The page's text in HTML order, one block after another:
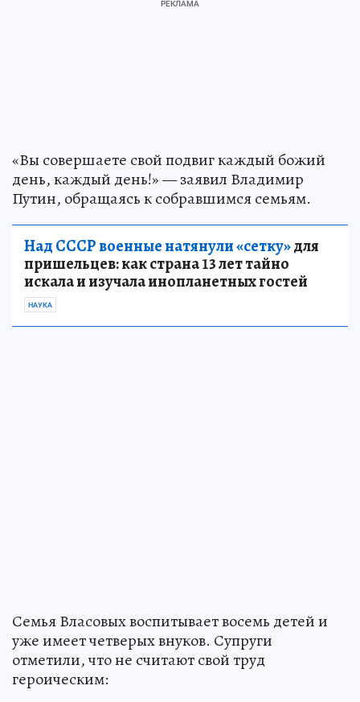
«Вы совершаете свой подвиг каждый божий
день, каждый день!» — заявил Владимир
Путин, обращаясь к собравшимся семьям.
Над СССР военные натянули «сетку»для
пришельцев: как страна 13 лет тайно
искала и изучала инопланетных гостей
НАУКА
Семья Власовых воспитывает восемь детей и
уже имеет четверых внуков. Супруги
отметили, что не считают свой труд
героическим: